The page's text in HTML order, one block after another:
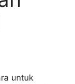
untuk